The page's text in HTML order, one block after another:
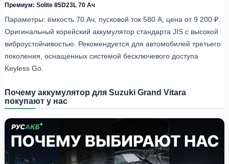
Премиум: Solite 85D23L 70 Ач
Параметры: ёмкость 70 Ач, пусковой ток 580 А, цена от 9 200 ₽.
Оригинальный корейский аккумулятор стандарта JIS с высокой
виброустойчивостью. Рекомендуется для автомобилей третьего
поколения, оснащенных системой бесключевого доступа
Keyless Go.
Почему аккумулятор для Suzuki Grand Vitara
покупают у нас